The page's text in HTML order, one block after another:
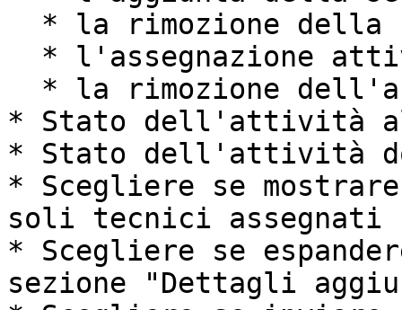
* Stato dell'attività
* Stato dell'attività
* Scegliere se
soli tecnici assegnati
* Scegliere se
sezione "Dettagli